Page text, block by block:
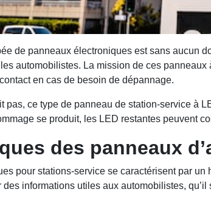
de panneaux électroniques est sans aucun
automobilistes. La mission de ces
en cas de besoin de dépannage.
pas, ce type de panneau de station-service à
se produit, les LED restantes peuvent
des panneaux
pour stations-service se caractérisent par
informations utiles aux automobilistes,